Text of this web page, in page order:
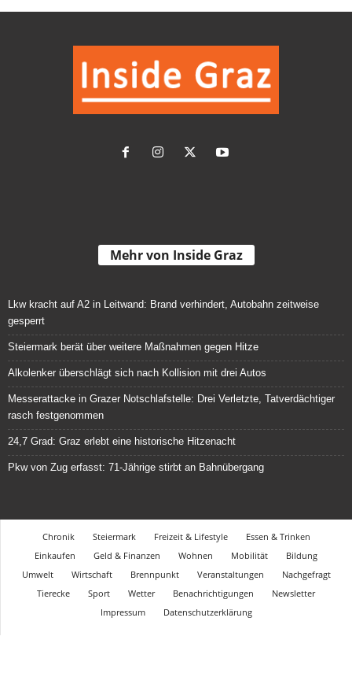
Mehr von Inside Graz
Lkw kracht auf A2 in Leitwand: Brand verhindert, Autobahn zeitweise
gesperrt
Steiermark berät über weitere Maßnahmen gegen Hitze
Alkolenker überschlägt sich nach Kollision mit drei Autos
Messerattacke in Grazer Notschlafstelle: Drei Verletzte, Tatverdächtiger
rasch festgenommen
24,7 Grad: Graz erlebt eine historische Hitzenacht
Pkw von Zug erfasst: 71-Jährige stirbt an Bahnübergang
Chronik Steiermark Freizeit & Lifestyle
Essen & Trinken
Einkaufen
Geld & Finanzen Wohnen Mobilität
Bildung
Umwelt
Wirtschaft Brennpunkt Veranstaltungen
Nachgefragt
Tierecke
Sport Wetter Benachrichtigungen
Newsletter
Impressum
Datenschutzerklärung